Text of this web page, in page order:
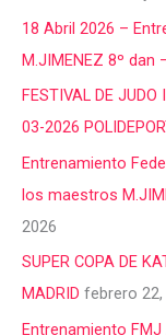
18 Abril 2026 –
M.JIMENEZ 8º dan
FESTIVAL DE
03-2026
Entrenamiento
los maestros
2026
SUPER COPA DE
MADRID febrero 22,
Entrenamiento